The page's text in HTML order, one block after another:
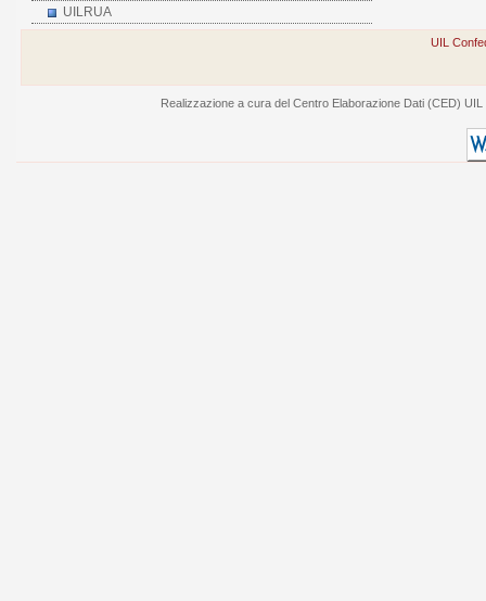
UILRUA
UIL
Realizzazione a cura del Centro Elaborazione Dati (CED)